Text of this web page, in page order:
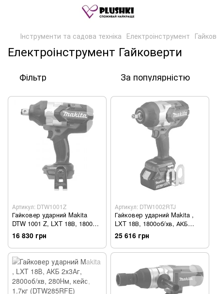
Інструменти та садова техніка Електроінструмент
Електроінструмент Гайковерти
Фільтр За популярністю
Артикул: DTW1001Z
Гайковер ударний Makita
DTW 1001 Z, LXT 18В, 1800об/
хв, 1700Нм, 3.2кг, без АКБ і
ЗП (DTW1001Z)
16 830 грн
Артикул: DTW1002RTJ
Гайковер ударний Makita ,
LXT 18В, 1800об/хв, АКБ
2х5Аг, 1000Нм, кейс, 3.6кг
(DTW1002RTJ)
25 616 грн